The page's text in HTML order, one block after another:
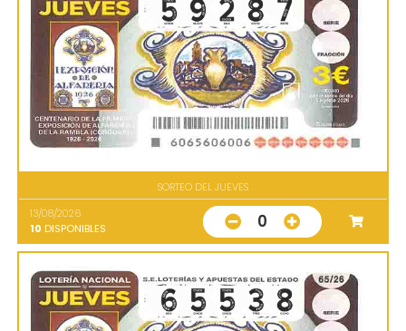
SORTEO DEL JUEVES
13/08/2026
10 DISPONIBLES 0